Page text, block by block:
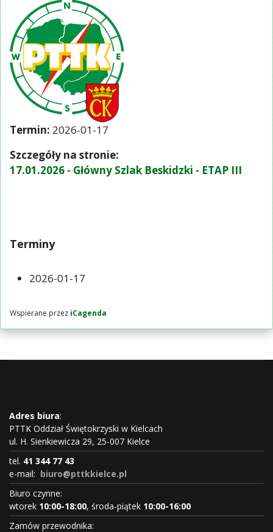
Termin: 2026-01-17
Szczegóły na stronie:
17.01.2026 - Główny Szlak Beskidzki - ETAP III
Terminy
2026-01-17
Wspierane przez iCagenda
Adres biura:
PTTK Oddział Świętokrzyski w Kielcach
ul. H. Sienkiewicza 29, 25-007 Kielce
tel. 41 344 77 43
e-mail: biuro@pttkkielce.pl
Biuro czynne:
wtorek 10:00-18:00, środa-piątek 10:00-16:00
Zamów przewodnika: